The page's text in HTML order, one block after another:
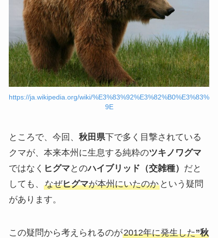
https://ja.wikipedia.org/wiki/%E3%83%92%E3%82%B0%E3%83%
9E
ところで、今回、 秋田県下で多く目撃されている
クマが、本来本州に生息する純粋のツキノワグマ
ではなく ヒグマ とのハイブリッド（交雑種） だと
しても、 なぜヒグマが本州にいたのかという疑問
があります。
この疑問から考えられるのが2012年に発生した”秋